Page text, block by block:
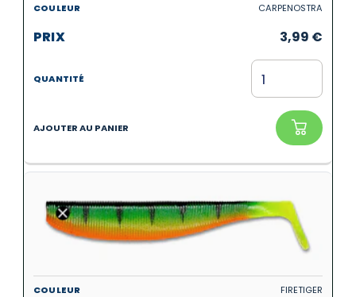
CARPENOSTRA
3,99 €
FIRETIGER